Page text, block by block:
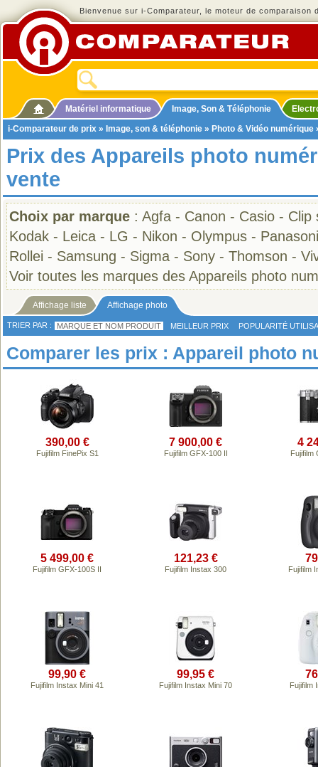
Bienvenue sur i-Comparateur, le moteur de comparaison
Matériel informatique Image, Son & Téléphonie
i-Comparateur de prix » Image, son & téléphonie » Photo & Vidéo numérique
Prix des Appareils photo
vente
Choix par marque : Agfa - Canon - Casio - Clip
Kodak - Leica - LG - Nikon - Olympus -
Rollei - Samsung - Sigma - Sony - Thomson -
Voir toutes les marques des Appareils photo
Affichage liste Affichage photo
TRIER PAR : MARQUE ET NOM PRODUIT MEILLEUR PRIX POPULARITÉ
Comparer les prix : Appareil photo
390,00 €
Fujifilm FinePix S1
7 900,00 €
Fujifilm GFX-100 II
4
Fujifilm
5 499,00 €
Fujifilm GFX-100S II
121,23 €
Fujifilm Instax 300 Fujifilm
99,90 €
Fujifilm Instax Mini 41
99,95 €
Fujifilm Instax Mini 70 Fujifilm